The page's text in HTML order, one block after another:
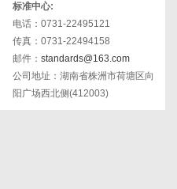
标准中心:
电话：0731-22495121
传真：0731-22494158
邮件： standards@163.com
公司地址：湖南省株洲市荷塘区向
阳广场西北侧(412003)